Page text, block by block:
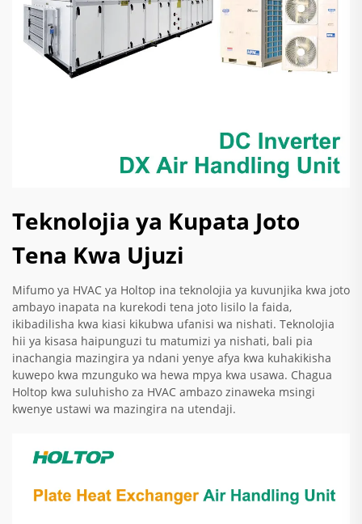
Teknolojia ya Kupata Joto
Tena Kwa Ujuzi
Mifumo ya HVAC ya Holtop ina teknolojia ya kuvunjika kwa joto
ambayo inapata na kurekodi tena joto lisilo la faida,
ikibadilisha kwa kiasi kikubwa ufanisi wa nishati. Teknolojia
hii ya kisasa haipunguzi tu matumizi ya nishati, bali pia
inachangia mazingira ya ndani yenye afya kwa kuhakikisha
kuwepo kwa mzunguko wa hewa mpya kwa usawa. Chagua
Holtop kwa suluhisho za HVAC ambazo zinaweka msingi
kwenye ustawi wa mazingira na utendaji.